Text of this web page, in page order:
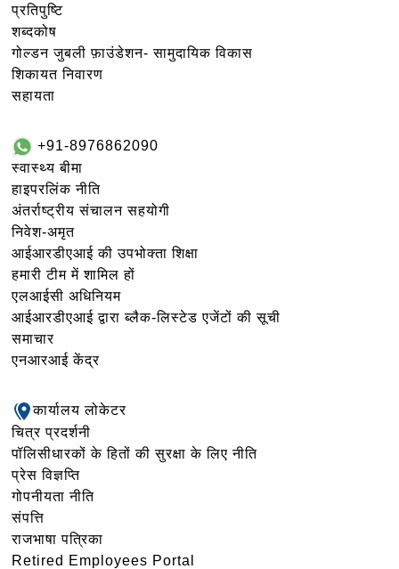
प्रतिपुष्टि
शब्दकोष
गोल्‍डन जुबली फ़ाउंडेशन- सामुदायिक विकास
शिकायत निवारण
सहायता
+91-8976862090
स्वास्थ्य बीमा
हाइपरलिंक नीति
अंतर्राष्ट्रीय संचालन सहयोगी
निवेश-अमृत
आईआरडीएआई की उपभोक्ता शिक्षा
हमारी टीम में शामिल हों
एलआईसी अधिनियम
आईआरडीएआई द्वारा ब्लैक-लिस्टेड एजेंटों की सूची
समाचार
एनआरआई केंद्र
कार्यालय लोकेटर
चित्र प्रदर्शनी
पॉलिसीधारकों के हितों की सुरक्षा के लिए नीति
प्रेस विज्ञप्ति
गोपनीयता नीति
संपत्ति
राजभाषा पत्रिका
Retired Employees Portal